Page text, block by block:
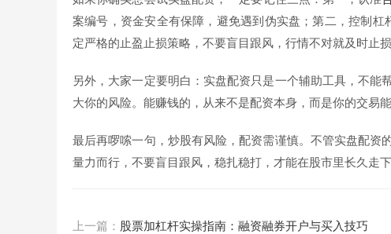
案编号，资金安全有保障，避免遇到伪实盘；第二，控制
定严格的止盈止损策略，不要盲目跟风，行情不对就及时止损
另外，大家一定要明白：实盘配资只是一个辅助工具，不
大你的风险。能赚钱的，从来不是配资本身，而是你的交易
最后再啰嗦一句，炒股有风险，配资需谨慎。不管实盘配资
量力而行，不要盲目跟风，稳扎稳打，才能在股市里长久走
上一篇： 股票加杠杆实操指南：融资融券开户与买入技巧